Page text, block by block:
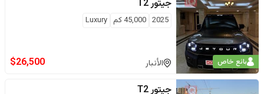
بائع خاص
جيتورT2
2025
45,000كم Luxury
الأنبار $26,500
جيتورT2